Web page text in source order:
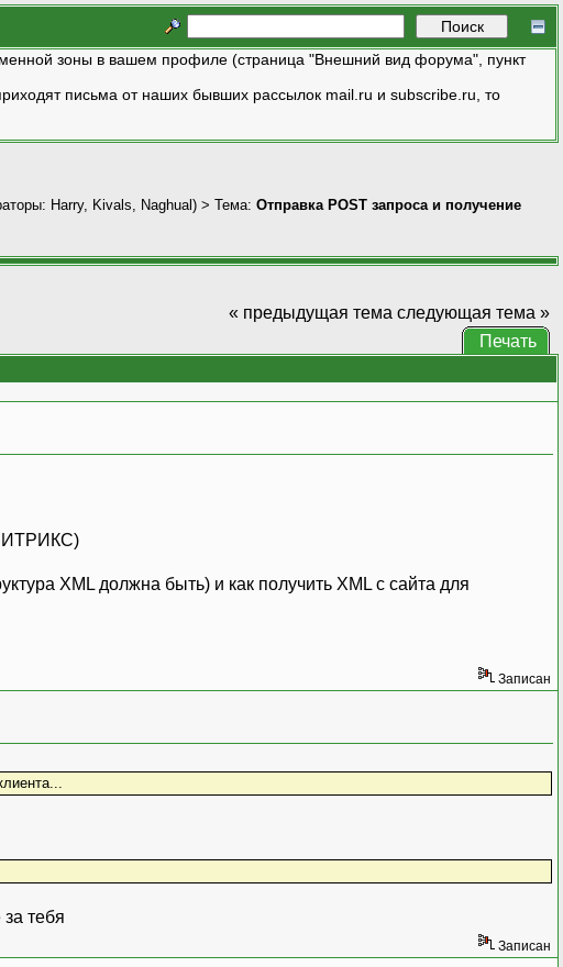
зоны в вашем профиле (страница "Внешний вид форума", пункт
письма от наших бывших рассылок mail.ru и subscribe.ru, то
Harry, Kivals Naghual) > Тема: Отправка POST запроса и получение
« предыдущая тема следующая тема »
Печать
XML должна быть) и как получить XML с сайта для
Записан
тебя
Записан